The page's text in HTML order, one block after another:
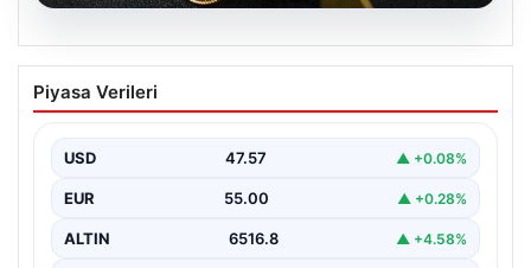
04.08.2026
Altın Fiyatlarında Son Durum: 13 Nisan
2026 Güncel Veriler ve Analizler
gelişmeler yatırımcıların gündeminde önemli yer
tutuyor. ABD…
Piyasa Verileri
USD 47.57 ▲ +0.08%
EUR 55.00 ▲ +0.28%
ALTIN 6516.8 ▲ +4.58%